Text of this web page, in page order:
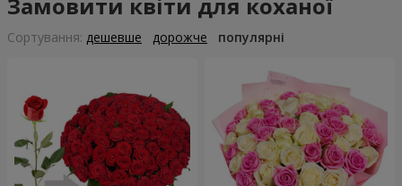
Сортування: дешевше дорожче популярні